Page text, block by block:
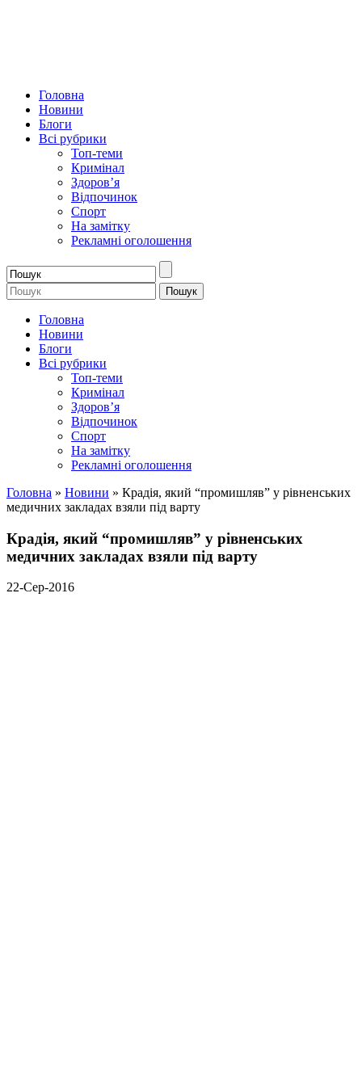
Головна
Новини
Блоги
Всі рубрики
Топ-теми
Кримінал
Здоров’я
Відпочинок
Спорт
На замітку
Рекламні оголошення
Головна
Новини
Блоги
Всі рубрики
Топ-теми
Кримінал
Здоров’я
Відпочинок
Спорт
На замітку
Рекламні оголошення
Головна » Новини » Крадія, який “промишляв” у рівненських
медичних закладах взяли під варту
Крадія, який “промишляв” у рівненських
медичних закладах взяли під варту
22-Сер-2016